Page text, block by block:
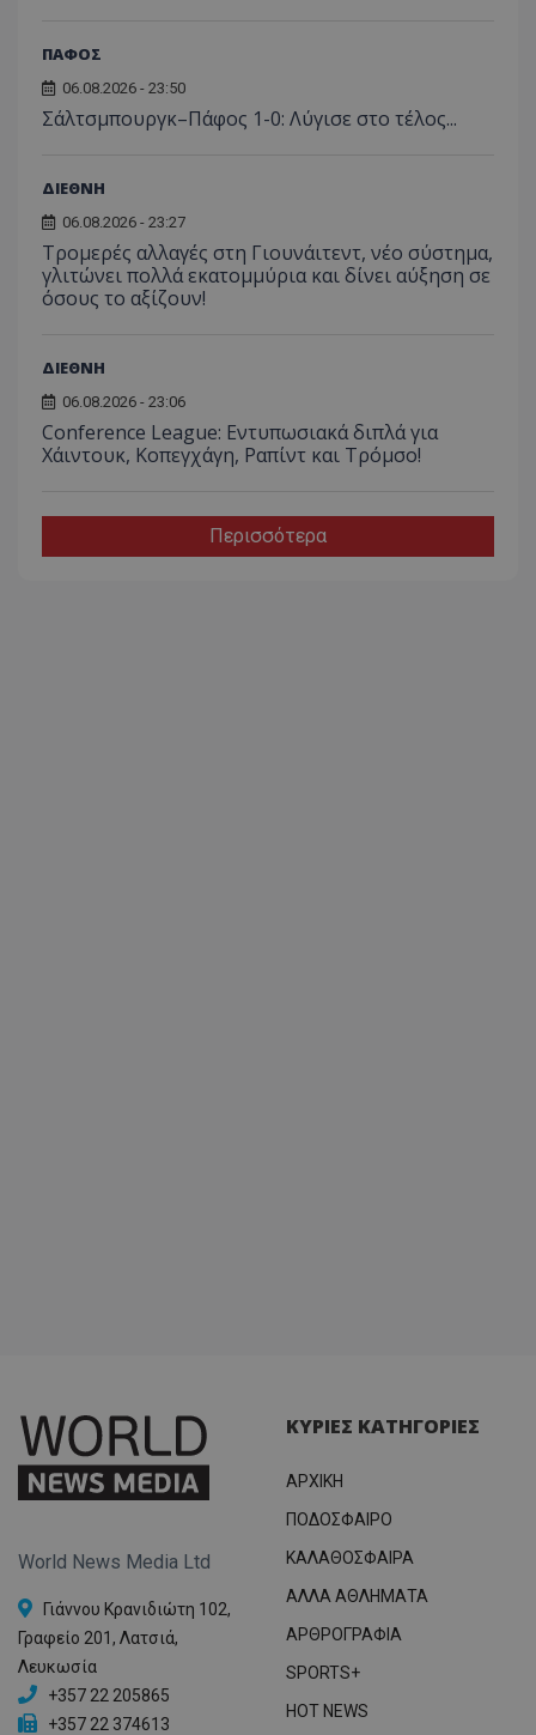
ΠΑΦΟΣ
06.08.2026 - 23:50
Σάλτσμπουργκ–Πάφος 1-0: Λύγισε στο τέλος...
ΔΙΕΘΝΗ
06.08.2026 - 23:27
Τρομερές αλλαγές στη Γιουνάιτεντ, νέο σύστημα,
γλιτώνει πολλά εκατομμύρια και δίνει αύξηση σε
όσους το αξίζουν!
ΔΙΕΘΝΗ
06.08.2026 - 23:06
Conference League: Εντυπωσιακά διπλά για
Χάιντουκ, Κοπεγχάγη, Ραπίντ και Τρόμσο!
Περισσότερα
World News Media Ltd
Γιάννου Κρανιδιώτη 102,
Γραφείο 201, Λατσιά,
Λευκωσία
+357 22 205865
+357 22 374613
ΚΥΡΙΕΣ ΚΑΤΗΓΟΡΙΕΣ
ΑΡΧΙΚΗ
ΠΟΔΟΣΦΑΙΡΟ
ΚΑΛΑΘΟΣΦΑΙΡΑ
ΑΛΛΑ ΑΘΛΗΜΑΤΑ
ΑΡΘΡΟΓΡΑΦΙΑ
SPORTS+
HOT NEWS